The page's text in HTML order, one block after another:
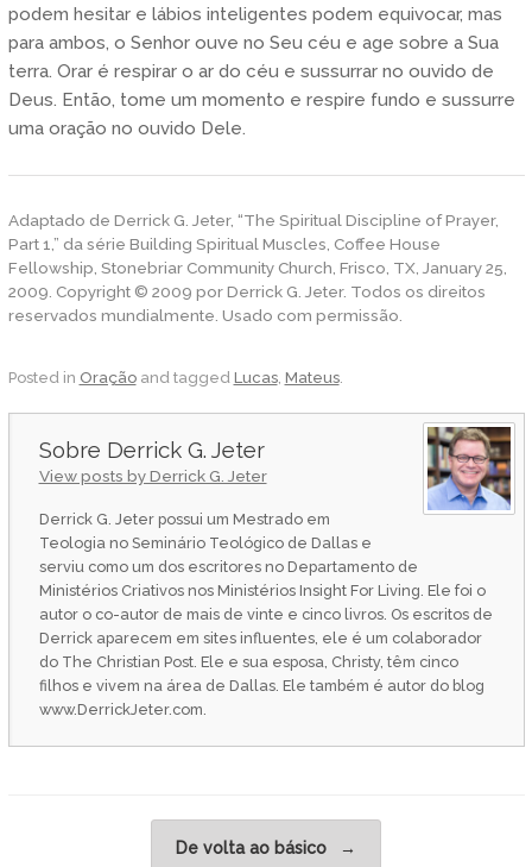
podem hesitar e lábios inteligentes podem equivocar, mas
para ambos, o Senhor ouve no Seu céu e age sobre a Sua
terra. Orar é respirar o ar do céu e sussurrar no ouvido de
Deus. Então, tome um momento e respire fundo e sussurre
uma oração no ouvido Dele.
Adaptado de Derrick G. Jeter, “The Spiritual Discipline of Prayer,
Part 1,” da série Building Spiritual Muscles, Coffee House
Fellowship, Stonebriar Community Church, Frisco, TX, January 25,
2009. Copyright © 2009 por Derrick G. Jeter. Todos os direitos
reservados mundialmente. Usado com permissão.
Posted in Oraçãoand tagged Lucas, Mateus.
Derrick G. Jeter
View posts by Derrick G. Jeter
Derrick G. Jeter possui um Mestrado em
Teologia no Seminário Teológico de Dallas e
serviu como um dos escritores no Departamento de
Ministérios Criativos nos Ministérios Insight For Living. Ele foi o
autor o co-autor de mais de vinte e cinco livros. Os escritos de
Derrick aparecem em sites influentes, ele é um colaborador
do The Christian Post. Ele e sua esposa, Christy, têm cinco
filhos e vivem na área de Dallas. Ele também é autor do blog
www.DerrickJeter.com.
De volta ao básico →